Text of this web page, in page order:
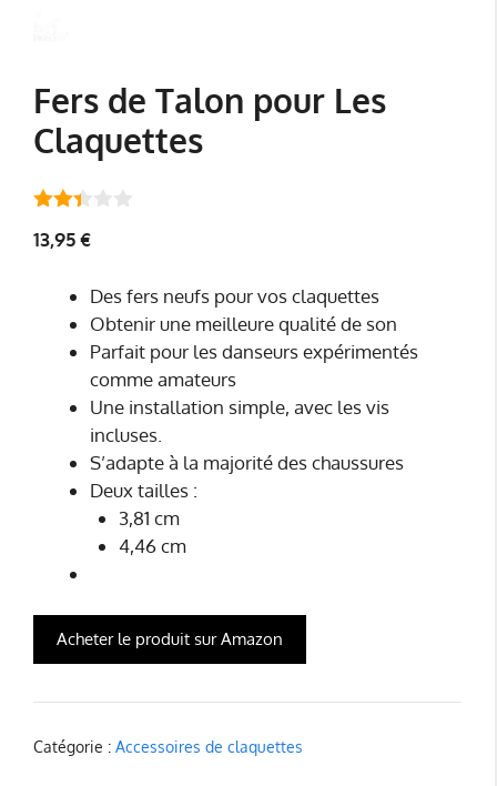
Fers de Talon pour Les
Claquettes
sur
13,95€
Des fers neufs pour vos claquettes
Obtenir une meilleure qualité de son
Parfait pour les danseurs expérimentés
comme amateurs
Une installation simple, avec les vis
incluses.
S’adapte à la majorité des chaussures
Deux tailles :
3,81 cm
4,46 cm
Acheter le produit sur Amazon
Catégorie : Accessoires de claquettes